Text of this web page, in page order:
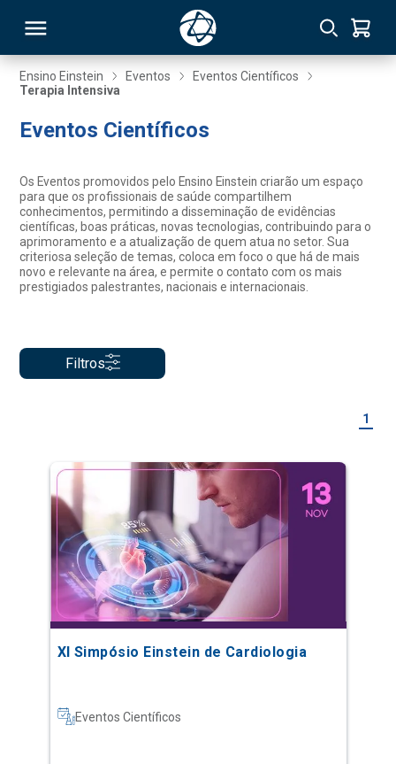
Ensino Einstein Eventos
Eventos Científicos
Terapia Intensiva
Eventos Científicos
Os Eventos promovidos pelo Ensino Einstein criarão um espaço
para que os profissionais de saúde compartilhem
conhecimentos, permitindo a disseminação de evidências
científicas, boas práticas, novas tecnologias, contribuindo para o
aprimoramento e a atualização de quem atua no setor. Sua
criteriosa seleção de temas, coloca em foco o que há de mais
novo e relevante na área, e permite o contato com os mais
prestigiados palestrantes, nacionais e internacionais.
Filtros
1
XI Simpósio Einstein de Cardiologia
Eventos Científicos